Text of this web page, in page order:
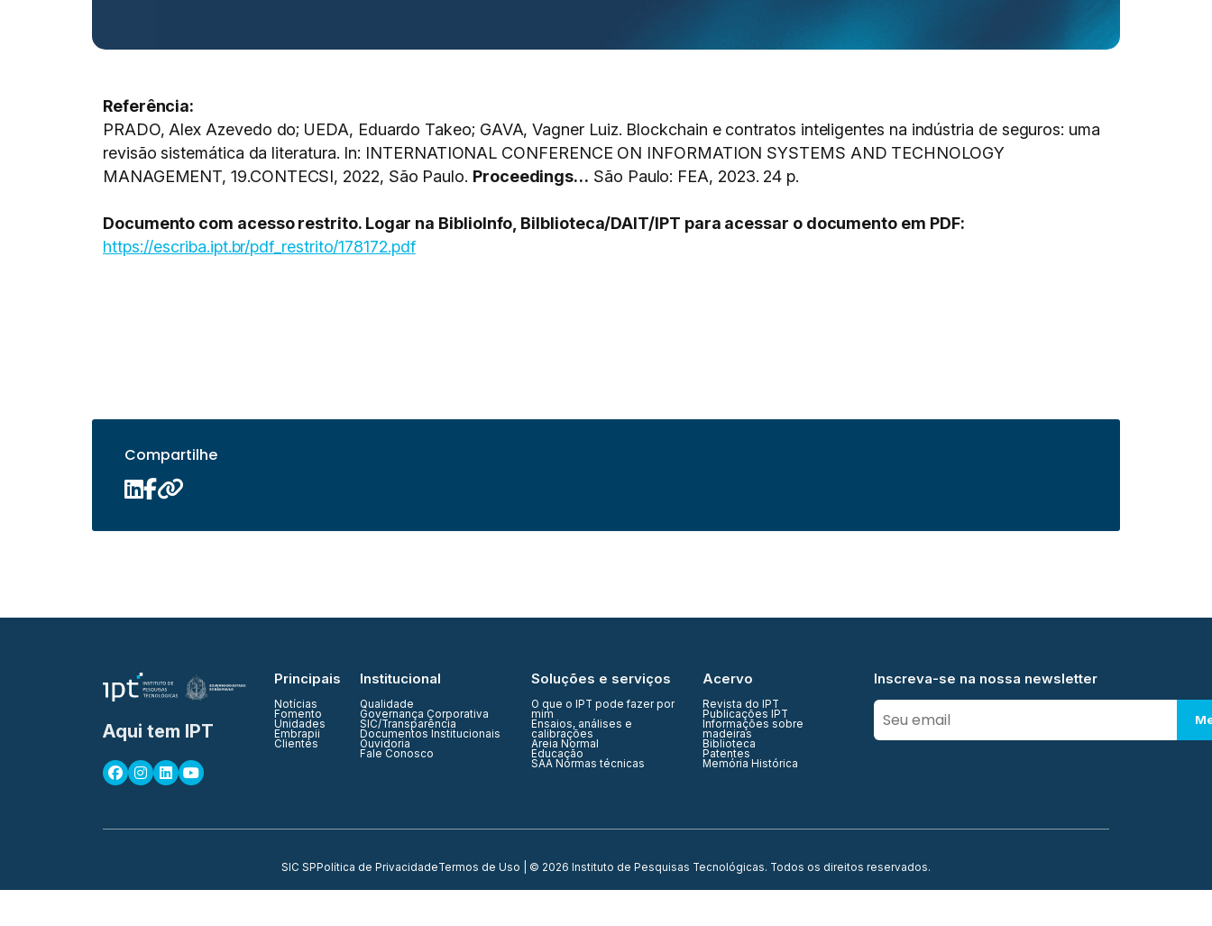
Referência:
PRADO, Alex Azevedo do; UEDA, Eduardo Takeo; GAVA, Vagner Luiz. Blockchain e contratos inteligentes na indústria de seguros: uma
revisão sistemática da literatura. In: INTERNATIONAL CONFERENCE ON INFORMATION SYSTEMS AND TECHNOLOGY
MANAGEMENT, 19.CONTECSI, 2022, São Paulo. Proceedings… São Paulo: FEA, 2023. 24 p.
Documento com acesso restrito. Logar na BiblioInfo, Bilblioteca/DAIT/IPT para acessar o documento em PDF:
https://escriba.ipt.br/pdf_restrito/178172.pdf
Compartilhe
Aqui tem IPT
Principais
Notícias
Fomento
Unidades
Embrapii
Clientes
Institucional
Qualidade
Governança Corporativa
SIC/Transparência
Documentos Institucionais
Ouvidoria
Fale Conosco
Soluções e serviços
O que o IPT pode fazer por
mim
Ensaios, análises e
calibrações
Areia Normal
Educação
SAA Normas técnicas
Acervo
Revista do IPT
Publicações IPT
Informações sobre
madeiras
Biblioteca
Patentes
Memória Histórica
Inscreva-se na nossa newsletter
SIC SPPolítica de PrivacidadeTermos de Uso | © 2026 Instituto de Pesquisas Tecnológicas. Todos os direitos reservados.